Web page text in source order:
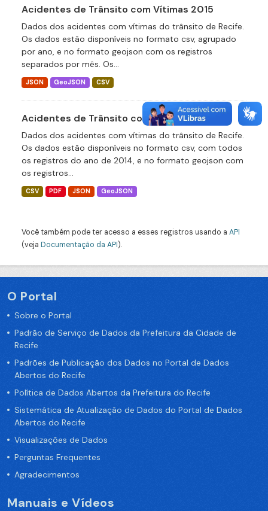
Acidentes de Trânsito com Vítimas 2015
Dados dos acidentes com vítimas do trânsito de Recife.
Os dados estão disponíveis no formato csv, agrupado
por ano, e no formato geojson com os registros
separados por mês. Os...
JSON GeoJSON CSV
Acidentes de Trânsito com Vítimas 2014
Dados dos acidentes com vítimas do trânsito de Recife.
Os dados estão disponíveis no formato csv, com todos
os registros do ano de 2014, e no formato geojson com
os registros...
CSV PDF JSON GeoJSON
Você também pode ter acesso a esses registros usando a API
(veja Documentação da API).
O Portal
Sobre o Portal
Padrão de Serviço de Dados da Prefeitura da Cidade de
Recife
Padrões de Publicação dos Dados no Portal de Dados
Abertos do Recife
Política de Dados Abertos da Prefeitura do Recife
Sistemática de Atualização de Dados do Portal de Dados
Abertos do Recife
Visualizações de Dados
Perguntas Frequentes
Agradecimentos
Manuais e Vídeos